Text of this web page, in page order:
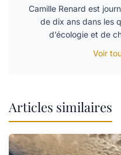
Camille Renard est
de dix ans dans les
d’écologie et de
Voir
Articles similaires